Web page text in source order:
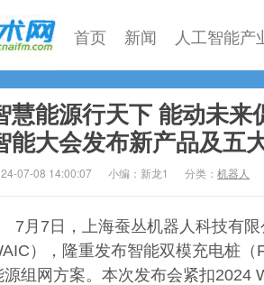
首页 新闻 人工智能产
慧能源行天下 能动未
能大会发布新产品及五
07-08 14:00:07 小编：新龙1 分类： 机器人
7月7日，上海蚕丛机器人科技有
），隆重发布智能双模充电桩
源组网方案。本次发布会紧扣2024